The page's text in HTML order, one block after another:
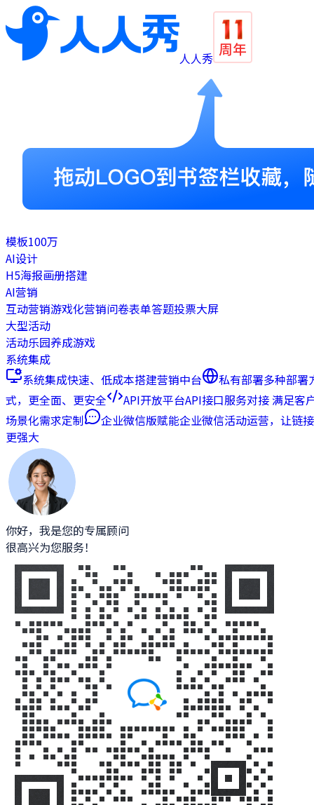
人人秀
模板100万
AI设计
H5海报画册搭建
AI营销
互动营销游戏化营销问卷表单答题投票大屏
大型活动
活动乐园养成游戏
系统集成
系统集成快速、低成本搭建营销中台 私有部署多种部署
式，更全面、更安全
API开放平台API接口服务对接 满足客
场景化需求定制
企业微信版赋能企业微信活动运营，让链接
更强大
你好，我是您的专属顾问
很高兴为您服务！